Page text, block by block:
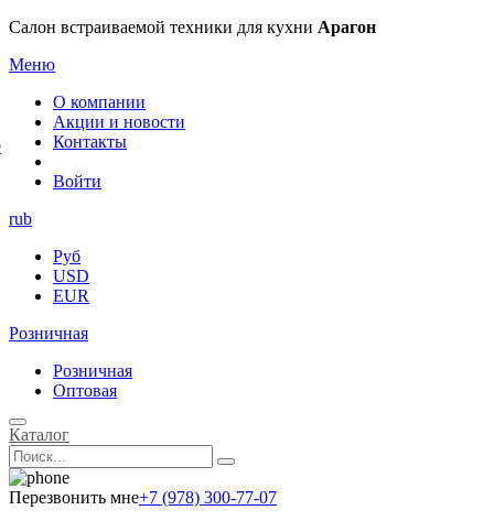
Салон встраиваемой техники для кухни Арагон
Меню
О компании
Акции и новости
Контакты
Войти
rub
Руб
USD
EUR
Розничная
Розничная
Оптовая
Каталог
Перезвонить мне+7 (978) 300-77-07